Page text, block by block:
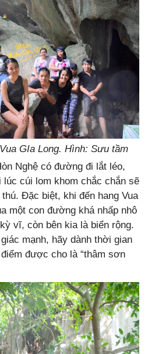
GIa Long. Hình: Sưu tầm
Nghệ có đường đi lắt léo,
lúc cúi lom khom chắc chắn sẽ
Đặc biệt, khi đến hang Vua
một con đường khá nhấp nhô
vĩ, còn bên kia là biển rộng.
mạnh, hãy dành thời gian
được cho là “thâm sơn